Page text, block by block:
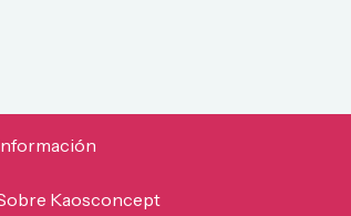
Kaosconcept